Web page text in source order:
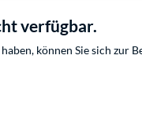
verfügbar.
können Sie sich zur